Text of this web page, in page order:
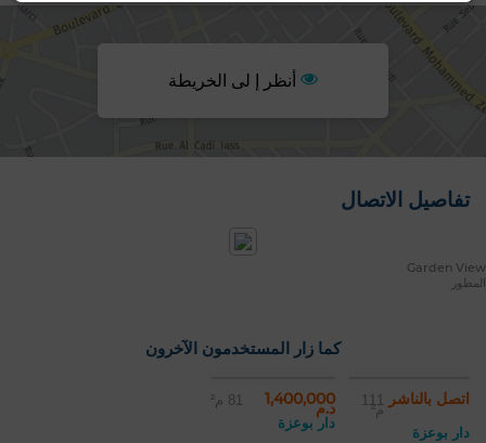
أنظر إ لى الخريطة
تفاصيل الاتصال
Garden View
المطور
كما زار المستخدمون الآخرون
اتصل بالناشر 111
م²
دار بوعزة
1,400,000
د.م 81 م²
دار بوعزة